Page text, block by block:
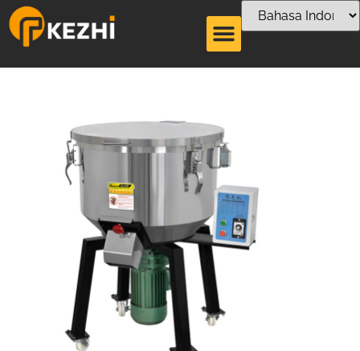
warna vertikal